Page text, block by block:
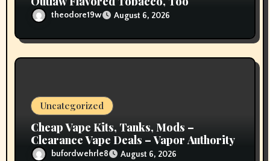
theodore19w August 6, 2026
Uncategorized
Cheap Vape Kits, Tanks, Mods –
Clearance Vape Deals – Vapor Authority
bufordwehrle8 August 6, 2026